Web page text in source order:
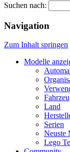
Suchen nach:
Navigation
Zum Inhalt springen
Modelle
Land
Serien
Neuste
Lego